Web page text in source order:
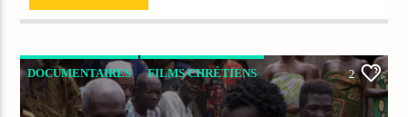
DOCUMENTAIRES FILMS CHRÉTIENS
NEWS ROMANCE
2